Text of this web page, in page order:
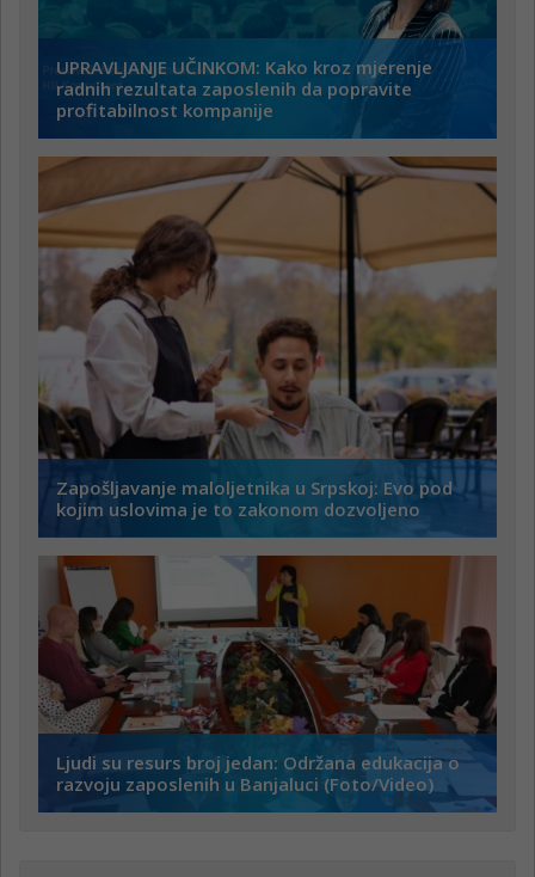
UPRAVLJANJE UČINKOM: Kako kroz mjerenje
radnih rezultata zaposlenih da popravite
profitabilnost kompanije
Zapošljavanje maloljetnika u Srpskoj: Evo pod
kojim uslovima je to zakonom dozvoljeno
Ljudi su resurs broj jedan: Održana edukacija o
razvoju zaposlenih u Banjaluci (Foto/Video)